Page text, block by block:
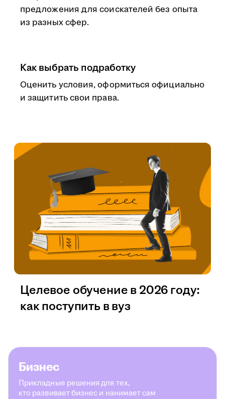
предложения для соискателей без опыта
из разных сфер.
Как выбрать подработку
Оценить условия, оформиться официально
и защитить свои права.
Целевое обучение в 2026 году:
как поступить в вуз
Бизнес
Прикладные решения для тех,
кто развивает бизнес и нанимает сам